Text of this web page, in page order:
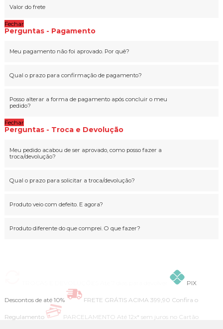
Valor do frete
Fechar
Perguntas - Pagamento
Meu pagamento não foi aprovado. Por quê?
Qual o prazo para confirmação de pagamento?
Posso alterar a forma de pagamento após concluir o meu
pedido?
Fechar
Perguntas - Troca e Devolução
Meu pedido acabou de ser aprovado, como posso fazer a
troca/devolução?
Qual o prazo para solicitar a troca/devolução?
Produto veio com defeito. E agora?
Produto diferente do que comprei. O que fazer?
PIX
Descontos de até 10% FRETE GRÁTIS ACIMA 399,90 Confira o
Regulamento PARCELAMENTO Até 12x* sem juros no Cartão